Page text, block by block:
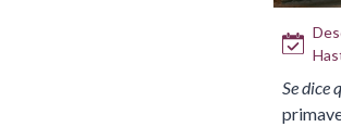
Se dice